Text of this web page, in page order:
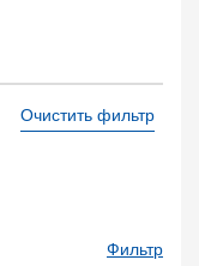
Очистить фильтр
Фильтр